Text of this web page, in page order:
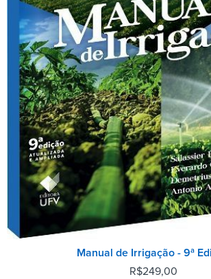
Manual de Irrigação - 9ª
R$249,00